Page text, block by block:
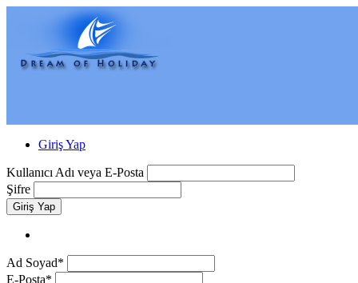
Giriş Yap
Kullanıcı Adı veya E-Posta
Şifre
Giriş Yap
Ad Soyad*
E-Posta*